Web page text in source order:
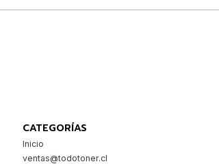
CATEGORÍAS
Inicio
ventas@todotoner.cl